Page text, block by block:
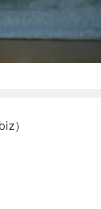
）